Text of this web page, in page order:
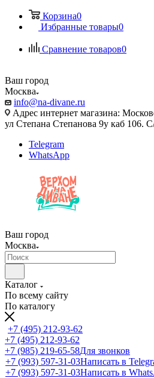
Корзина0
Избранные товары0
Сравнение товаров0
Ваш город
Москва
info@na-divane.ru
Адрес интернет магазина:
ул Степана Степанова 9у каб 106.
Telegram
WhatsApp
Ваш город
Москва
Каталог
По всему сайту
По каталогу
+7 (495) 212-93-62
+7 (495) 212-93-62
+7 (985) 219-65-58Для звонков
+7 (993) 597-31-03Написать в
+7 (993) 597-31-03Написать в